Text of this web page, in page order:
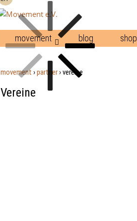
movement blog shop
movement ›partner›vereine
Vereine